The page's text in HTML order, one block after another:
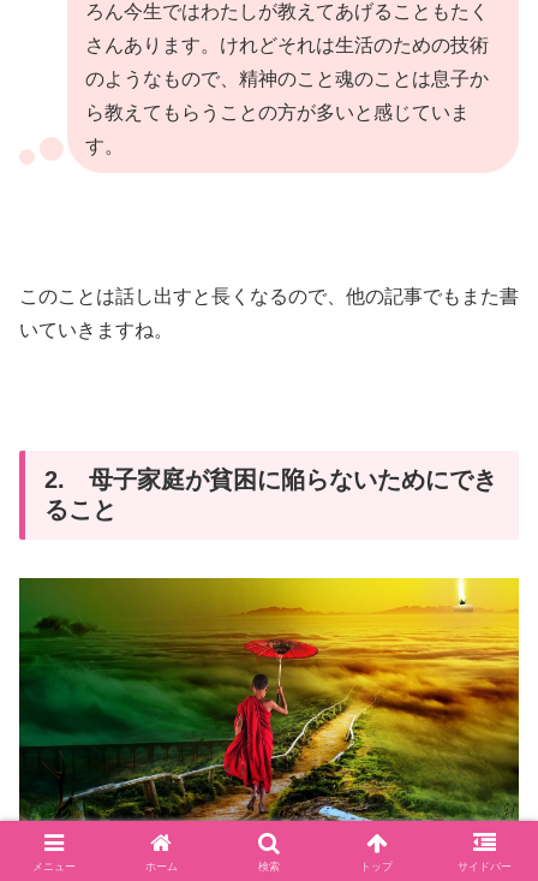
ろん今生ではわたしが教えてあげることもたく
さんあります。けれどそれは生活のための技術
のようなもので、精神のこと魂のことは息子か
ら教えてもらうことの方が多いと感じていま
す。
このことは話し出すと長くなるので、他の記事でもまた書
いていきますね。
2. 母子家庭が貧困に陥らないためにでき
ること
メニュー ホーム 検索 トップ サイドバー